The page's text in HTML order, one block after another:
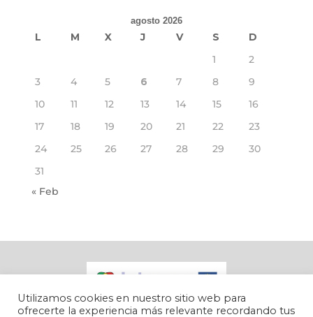
agosto 2026
L M X J V S
D
1
2
3
4 5 6 7 8
9
10
11 12 13 14 15
16
17
18 19 20 21 22
23
24
25 26 27 28 29
30
31
« Feb
Utilizamos cookies en nuestro sitio web para
ofrecerte la experiencia más relevante recordando tus